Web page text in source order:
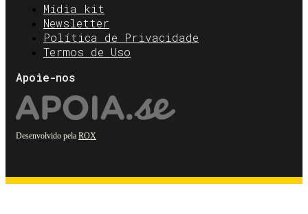
Mídia kit
Newsletter
Política de Privacidade
Termos de Uso
Apoie-nos
Desenvolvido pela ROX